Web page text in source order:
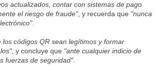
actualizados, contar con sistemas de pago
el riesgo de fraude", y recuerda que "nunca
.
códigos QR sean legítimos y formar
, y concluye que "ante cualquier indicio de
fuerzas de seguridad".